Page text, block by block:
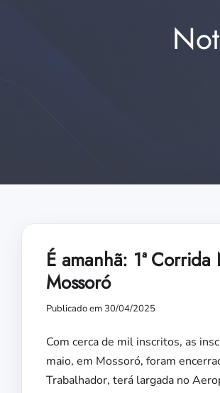
É amanhã: 1ª
Mossoró
Publicado em 30/04/2025
Com cerca de mil inscritos, as
maio, em Mossoró, foram
Trabalhador, terá largada no